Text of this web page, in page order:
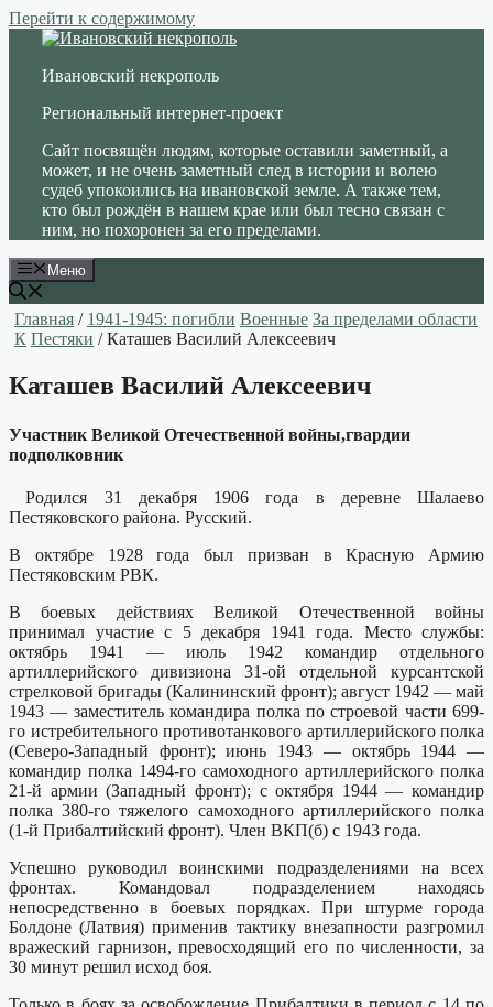
Перейти к содержимому
Ивановский некрополь
Региональный интернет-проект
Сайт посвящён людям, которые оставили заметный, а
может, и не очень заметный след в истории и волею
судеб упокоились на ивановской земле. А также тем,
кто был рождён в нашем крае или был тесно связан с
ним, но похоронен за его пределами.
Меню
Главная / 1941-1945: погибли Военные За пределами области
К Пестяки / Каташев Василий Алексеевич
Каташев Василий Алексеевич
Участник Великой Отечественной войны,гвардии
подполковник
Родился 31 декабря 1906 года в деревне Шалаево
Пестяковского района. Русский.
В октябре 1928 года был призван в Красную Армию
Пестяковским РВК.
В боевых действиях Великой Отечественной войны
принимал участие с 5 декабря 1941 года. Место службы:
октябрь 1941 — июль 1942 командир отдельного
артиллерийского дивизиона 31-ой отдельной курсантской
стрелковой бригады (Калининский фронт); август 1942 — май
1943 — заместитель командира полка по строевой части 699-
го истребительного противотанкового артиллерийского полка
(Северо-Западный фронт); июнь 1943 — октябрь 1944 —
командир полка 1494-го самоходного артиллерийского полка
21-й армии (Западный фронт); с октября 1944 — командир
полка 380-го тяжелого самоходного артиллерийского полка
(1-й Прибалтийский фронт). Член ВКП(б) с 1943 года.
Успешно руководил воинскими подразделениями на всех
фронтах. Командовал подразделением находясь
непосредственно в боевых порядках. При штурме города
Болдоне (Латвия) применив тактику внезапности разгромил
вражеский гарнизон, превосходящий его по численности, за
30 минут решил исход боя.